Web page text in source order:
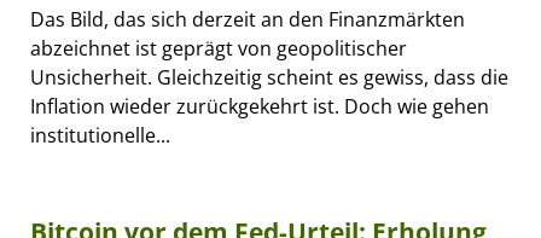
Das Bild, das sich derzeit an den Finanzmärkten
abzeichnet ist geprägt von geopolitischer
Unsicherheit. Gleichzeitig scheint es gewiss, dass die
Inflation wieder zurückgekehrt ist. Doch wie gehen
institutionelle...